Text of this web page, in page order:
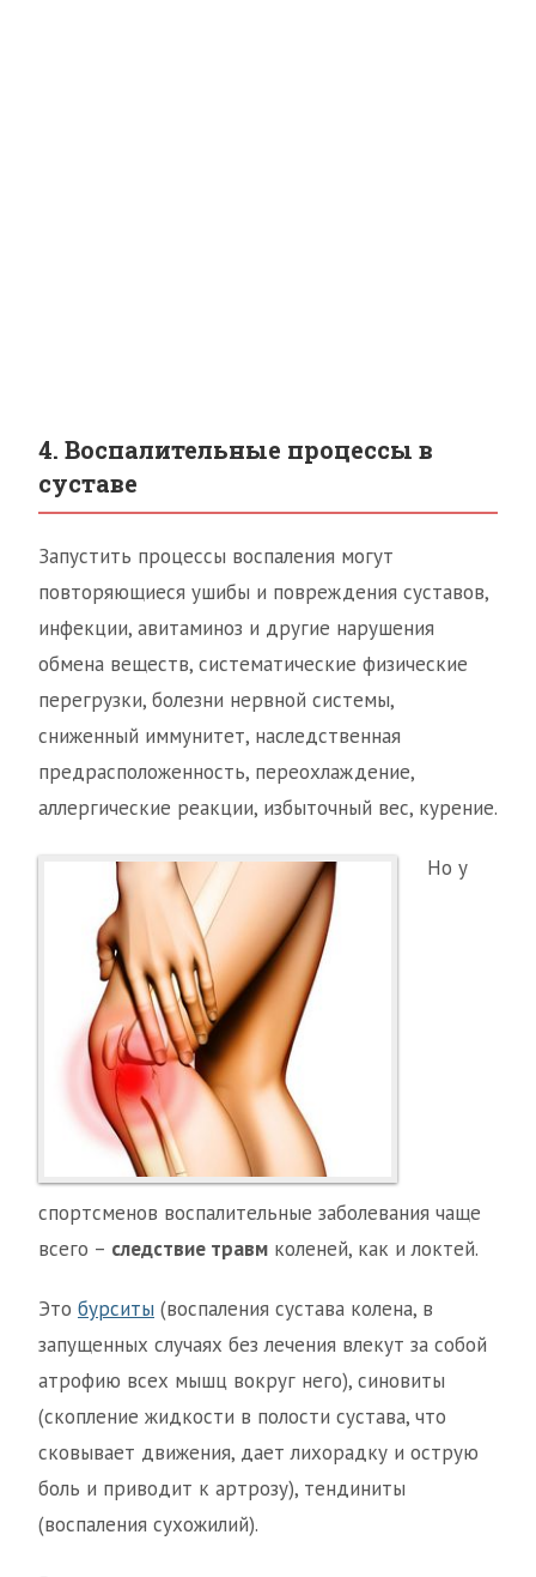
4. Воспалительные процессы в
суставе
Запустить процессы воспаления могут
повторяющиеся ушибы и повреждения суставов,
инфекции, авитаминоз и другие нарушения
обмена веществ, систематические физические
перегрузки, болезни нервной системы,
сниженный иммунитет, наследственная
предрасположенность, переохлаждение,
аллергические реакции, избыточный вес, курение.
Но у
спортсменов воспалительные заболевания чаще
всего – следствие травм коленей, как и локтей.
Это бурситы (воспаления сустава колена, в
запущенных случаях без лечения влекут за собой
атрофию всех мышц вокруг него), синовиты
(скопление жидкости в полости сустава, что
сковывает движения, дает лихорадку и острую
боль и приводит к артрозу), тендиниты
(воспаления сухожилий).